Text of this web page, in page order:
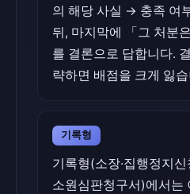
의 해당 사실 → 충족 여
뒤, 마지막에 「그 처분
를 결론으로 답합니다.
략하면 배점을 크게 잃
기록형
기록형(소장·집행정지
소원심판청구서)에서는